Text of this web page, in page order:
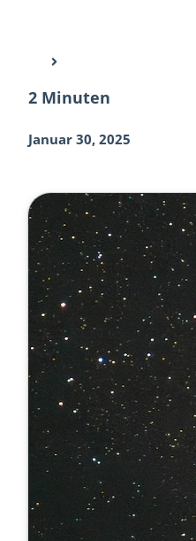
2 Minuten
Januar 30, 2025